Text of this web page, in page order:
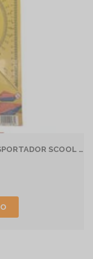
ESCUADRAS SEMIPROFESIONALES + TRANSPORTADOR SCOOL AZ